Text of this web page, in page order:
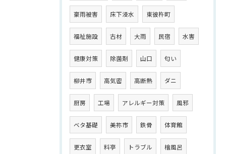
豪雨被害 床下浸水 東彼杵町
福祉施設 古材 大雨 民宿 水害
健康対策 除菌剤 山口 匂い
柳井市 高気密 高断熱 ダニ
厨房 工場 アレルギー対策 風邪
ベタ基礎 美祢市 鉄骨 体育館
更衣室 料亭 トラブル 檜風呂